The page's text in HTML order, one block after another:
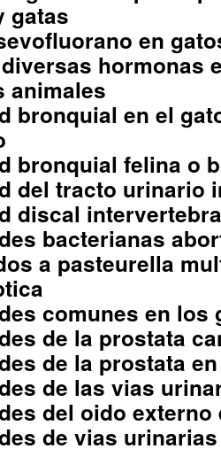
gatas
en
hormonas
animales
bronquial en el
bronquial felina o
del tracto urinario
discal
bacterianas
a pasteurella
comunes en los
de la prostata
de la prostata
de las vias
del oido
de vias